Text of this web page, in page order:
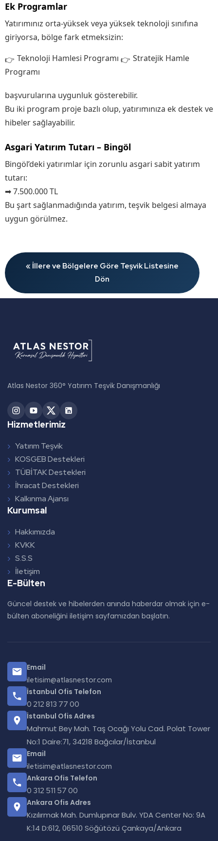
Ek Programlar
Yatırımınız orta-yüksek veya yüksek teknoloji sınıfına
giriyorsa, bölge fark etmeksizin:
Teknoloji Hamlesi Programı
Stratejik Hamle
Programı
başvurularına uygunluk gösterebilir.
Bu iki program proje bazlı olup, yatırımınıza ek destek ve
hibeler sağlayabilir.
Asgari Yatırım Tutarı – Bingöl
Bingöl’deki yatırımlar için zorunlu asgari sabit yatırım
tutarı:
➡ 7.500.000 TL
Bu şart sağlanmadığında yatırım, teşvik belgesi almaya
uygun görülmez.
« İllere ve Bölgelere Göre Teşvik Listesine
Dön
Atlas Nestor 360° Yatırım Teşvik Danışmanlığı
Hizmetlerimiz
Yatırım Teşvik
KOSGEB Destekleri
TÜBİTAK Destekleri
İhracat Destekleri
Kalkınma Ajansı
Kurumsal
Hakkımızda
KVKK
S.S.S
İletişim
E-Bülten
Güncel destek ve hibelerden anında haberdar olmak için e-
bülten aboneliğini iletişim sayfamızdan başlatın.
Email
iletisim@atlasnestor.com
İstanbul Ofis Telefon
0 212 813 77 00
İstanbul Ofis Adres
Mahmut Bey Mah. Taş Ocağı Yolu Cad. Polat Tower
No:1 Daire:71, 34218 Bağcılar/İstanbul
Email
iletisim@atlasnestor.com
Ankara Ofis Telefon
0 312 511 57 00
Ankara Ofis Adres
Kızılırmak Mah. Dumlupınar Bulv. YDA Center No: 9A
K:14 D:612, 06510 Söğütözü Çankaya/Ankara